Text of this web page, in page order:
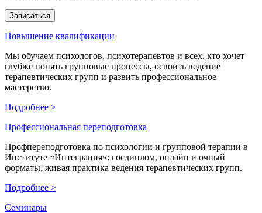
Записаться
Повышение квалификации
Мы обучаем психологов, психотерапевтов и всех, кто хочет
глубже понять групповые процессы, освоить ведение
терапевтических групп и развить профессиональное
мастерство.
Подробнее >
Профессиональная переподготовка
Профпереподготовка по психологии и групповой терапии в
Институте «Интеграция»: госдиплом, онлайн и очный
форматы, живая практика ведения терапевтических групп.
Подробнее >
Семинары